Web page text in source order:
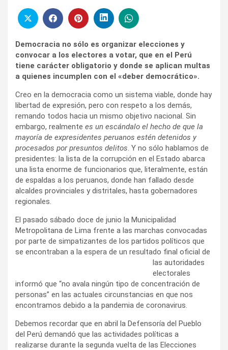
Democracia no sólo es organizar elecciones y
convocar a los electores a votar, que en el Perú
tiene carácter obligatorio y donde se aplican multas
a quienes incumplen con el «deber democrático».
Creo en la democracia como un sistema viable, donde hay
libertad de expresión, pero con respeto a los demás,
remando todos hacia un mismo objetivo nacional. Sin
embargo, realmente es un escándalo el hecho de que la
mayoría de expresidentes peruanos estén detenidos y
procesados por presuntos delitos. Y no sólo hablamos de
presidentes: la lista de la corrupción en el Estado abarca
una lista enorme de funcionarios que, literalmente, están
de espaldas a los peruanos, donde han fallado desde
alcaldes provinciales y distritales, hasta gobernadores
regionales.
El pasado sábado doce de junio la Municipalidad
Metropolitana de Lima frente a las marchas convocadas
por parte de simpatizantes de los partidos políticos que
se encontraban a la espera de un resultado final oficial de
las autoridades
electorales
informó que “no avala ningún tipo de concentración de
personas” en las actuales circunstancias en que nos
encontramos debido a la pandemia de coronavirus.
Debemos recordar que en abril la Defensoría del Pueblo
del Perú demandó que las actividades políticas a
realizarse durante la segunda vuelta de las Elecciones